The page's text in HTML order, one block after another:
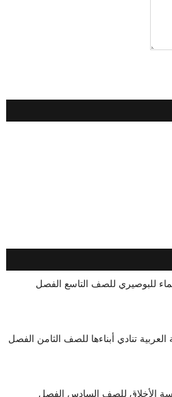
للبوصيري للصف التاسع الفصل
تنادي أبناءها للصف الثامن الفصل
الأخلاق للصف السادس الفصل